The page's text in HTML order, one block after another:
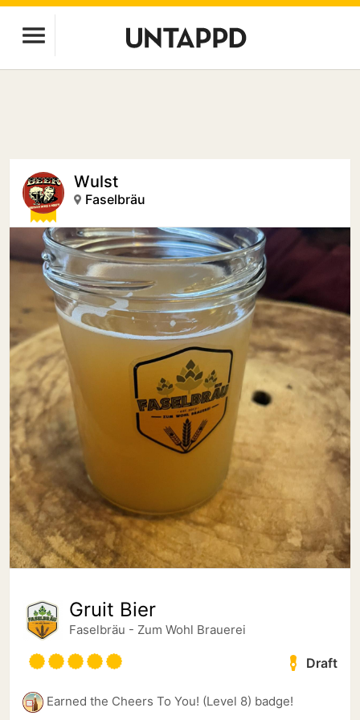
Wulst
Faselbräu
Gruit Bier
Faselbräu - Zum Wohl Brauerei
Draft
Earned the Cheers To You! (Level 8) badge!